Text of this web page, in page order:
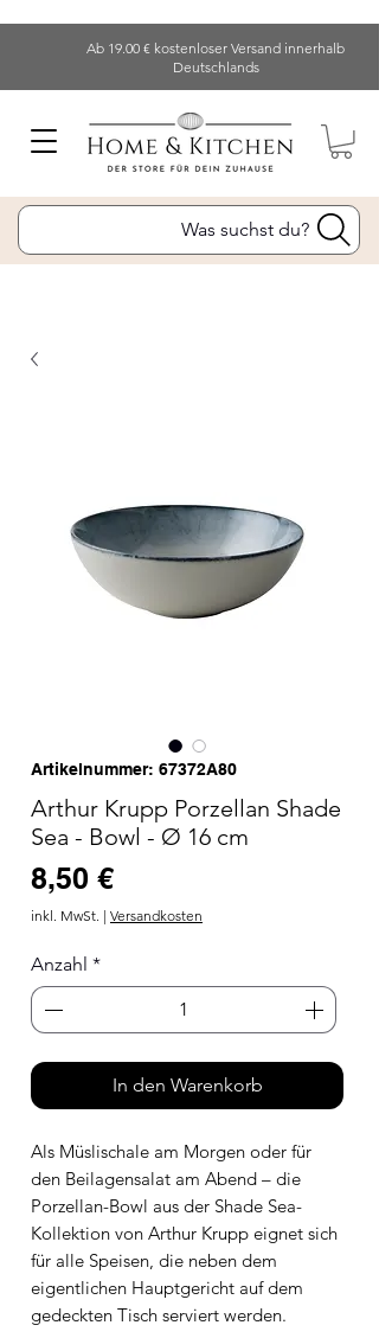
Ab 19.00 € kostenloser Versand innerhalb
Deutschlands
Was suchst du?
Artikelnummer: 67372A80
Arthur Krupp Porzellan Shade
Sea - Bowl - Ø 16 cm
8,50 €Preis
inkl. MwSt. | Versandkosten
Anzahl *
In den Warenkorb
Als Müslischale am Morgen oder für
den Beilagensalat am Abend – die
Porzellan-Bowl aus der Shade Sea-
Kollektion von Arthur Krupp eignet sich
für alle Speisen, die neben dem
eigentlichen Hauptgericht auf dem
gedeckten Tisch serviert werden.